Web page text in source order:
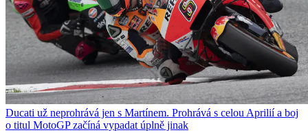
Ducati už neprohrává jen s Martínem. Prohrává s celou Aprilií a boj
o titul MotoGP začíná vypadat úplně jinak